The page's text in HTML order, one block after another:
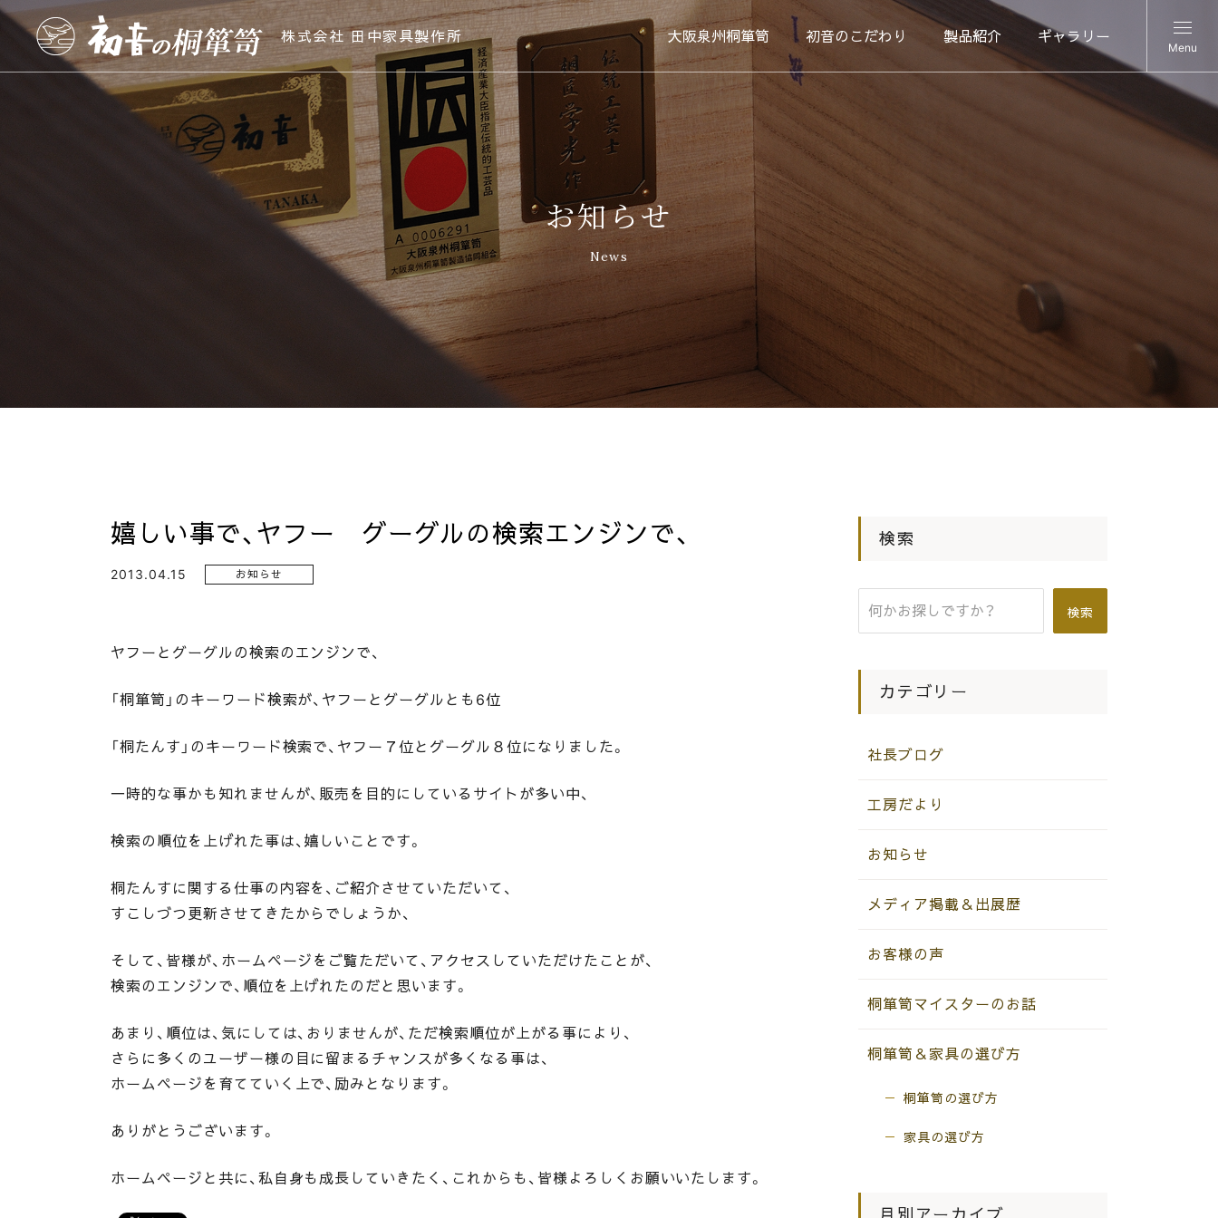
株式会社 田中家具製作所 大阪泉州桐箪笥 初音のこだわり 製品紹介 ギャラリー
Menu
お知らせ
News
嬉しい事で、ヤフー グーグルの検索エンジンで、
2013.04.15 お知らせ
ヤフーとグーグルの検索のエンジンで、
「桐箪笥」のキーワード検索が、ヤフーとグーグルとも6位
「桐たんす」のキーワード検索で、ヤフー７位とグーグル８位になりました。
一時的な事かも知れませんが、販売を目的にしているサイトが多い中、
検索の順位を上げれた事は、嬉しいことです。
桐たんすに関する仕事の内容を、ご紹介させていただいて、
すこしづつ更新させてきたからでしょうか、
そして、皆様が、ホームページをご覧ただいて、アクセスしていただけたことが、
検索のエンジンで、順位を上げれたのだと思います。
あまり、順位は、気にしては、おりませんが、ただ検索順位が上がる事により、
さらに多くのユーザー様の目に留まるチャンスが多くなる事は、
ホームページを育てていく上で、励みとなります。
ありがとうございます。
ホームページと共に、私自身も成長していきたく、これからも、皆様よろしくお願いいたします。
検索
検索
カテゴリー
社長ブログ
工房だより
お知らせ
メディア掲載＆出展歴
お客様の声
桐箪笥マイスターのお話
桐箪笥＆家具の選び方
桐箪笥の選び方
家具の選び方